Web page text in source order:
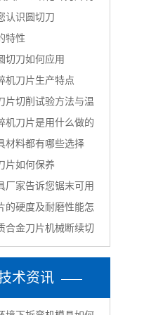
认识圆切刀
特性
切刀如何应用
机刀片生产特点
片切削试验方法与温
机刀片是用什么做的
材料都有哪些选择
片如何保养
厂家告诉您锯末可用
的硬度及耐磨性能怎
合金刀片机械断续切
术资讯